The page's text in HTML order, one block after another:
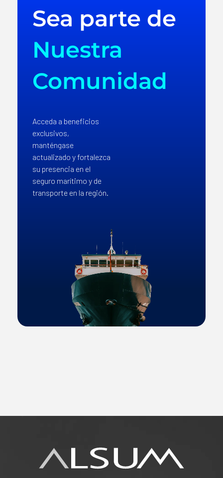
Sea parte de
Nuestra
Comunidad
Acceda a beneficios
exclusivos,
manténgase
actualizado y fortalezca
su presencia en el
seguro marítimo y de
transporte en la región.